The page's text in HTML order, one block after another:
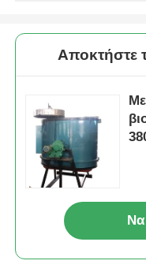
Μηχανή χύτευσης
Αποκτήστε
Να